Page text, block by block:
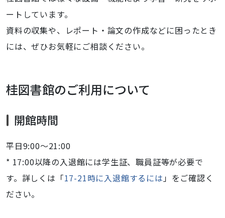
ートしています。
資料の収集や、レポート・論文の作成などに困ったとき
には、ぜひお気軽にご相談ください。
桂図書館のご利用について
開館時間
平日9:00～21:00
* 17:00以降の入退館には学生証、職員証等が必要で
す。詳しくは「17-21時に入退館するには」をご確認く
ださい。